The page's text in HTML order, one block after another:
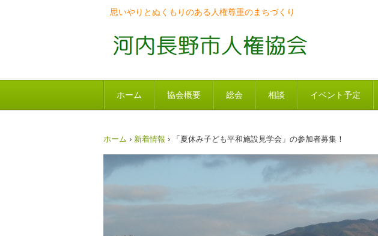
思いやりとぬくもりのある人権尊重のまちづくり
ホーム 協会概要 総会 相談 イベント予定
ホーム › 新着情報 › 「夏休み子ども平和施設見学会」の参加者募集！